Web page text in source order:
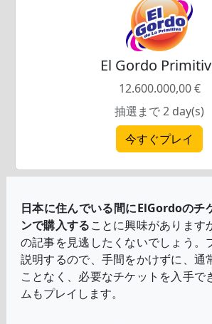
El Gordo
12.600.000,00 €
抽選まで 2 day(s)
今すぐプレイ
日本に住んでいる間にElGordoのチ
ンで購入することに興味があります
の記事を見逃したくないでしょう。
説明するので、手間をかけずに、通
ことなく、必要なチケットを入手で
ムもプレイします。